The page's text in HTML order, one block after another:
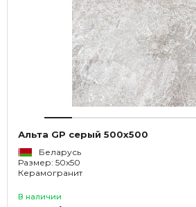
Альта GP серый 500x500
Беларусь
Размер: 50x50
Керамогранит
В наличии